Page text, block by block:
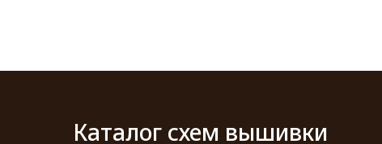
Каталог схем вышивки